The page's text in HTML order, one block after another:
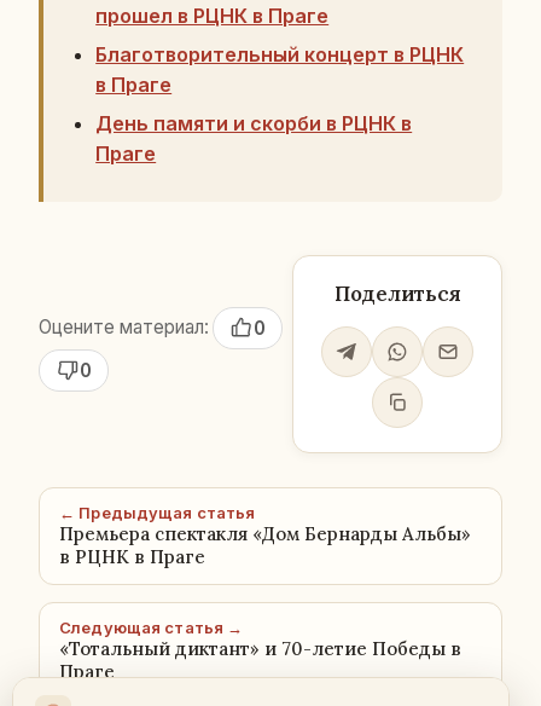
прошел в РЦНК в Праге
Благотворительный концерт в РЦНК
в Праге
День памяти и скорби в РЦНК в
Праге
Оцените материал:
0
0
Поделиться
← Предыдущая статья
Премьера спектакля «Дом Бернарды Альбы»
в РЦНК в Праге
Следующая статья →
«Тотальный диктант» и 70-летие Победы в
Праге